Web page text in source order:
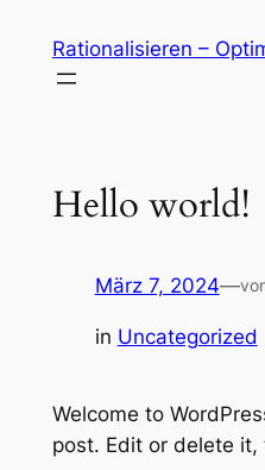
Inhalt
springen
Rationalisieren –
Hello world!
März 7, 2024—
in Uncategorized
Welcome to
post. Edit or delete